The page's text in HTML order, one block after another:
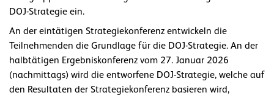
DOJ-Strategie ein.
An der eintätigen Strategiekonferenz entwickeln die
Teilnehmenden die Grundlage für die DOJ-Strategie. An der
halbtätigen Ergebniskonferenz vom 27. Januar 2026
(nachmittags) wird die entworfene DOJ-Strategie, welche auf
den Resultaten der Strategiekonferenz basieren wird,